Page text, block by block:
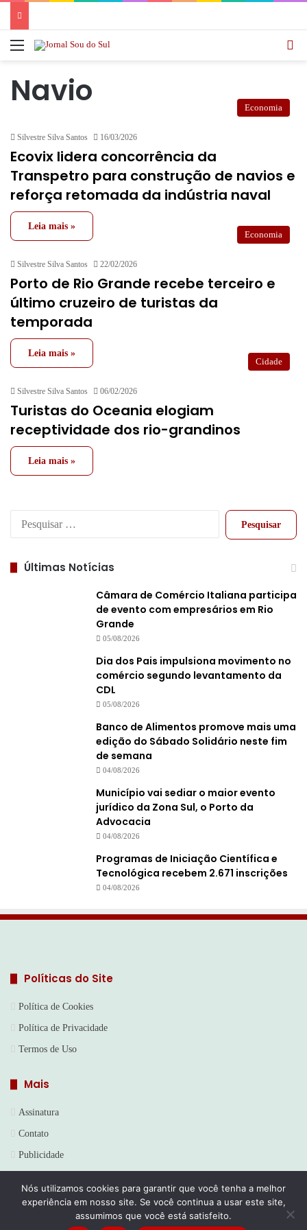
Menu
Navio Economia
Silvestre Silva Santos 16/03/2026
Ecovix lidera concorrência da
Transpetro para construção de navios e
reforça retomada da indústria naval
Leia mais »
Economia
Silvestre Silva Santos 22/02/2026
Porto de Rio Grande recebe terceiro e
último cruzeiro de turistas da
temporada
Leia mais »
Cidade
Silvestre Silva Santos 06/02/2026
Turistas do Oceania elogiam
receptividade dos rio-grandinos
Leia mais »
Pesquisar
Últimas Notícias
Câmara de Comércio Italiana participa
de evento com empresários em Rio
Grande
05/08/2026
Dia dos Pais impulsiona movimento no
comércio segundo levantamento da
CDL
05/08/2026
Banco de Alimentos promove mais uma
edição do Sábado Solidário neste fim
de semana
04/08/2026
Município vai sediar o maior evento
jurídico da Zona Sul, o Porto da
Advocacia
04/08/2026
Programas de Iniciação Científica e
Tecnológica recebem 2.671 inscrições
04/08/2026
Políticas do Site
Política de Cookies
Política de Privacidade
Termos de Uso
Mais
Assinatura
Contato
Publicidade
© Copyright 2026, Todos os direitos reservados | Jornal Sou do
Nós utilizamos cookies para garantir que você tenha a melhor
experiência em nosso site. Se você continua a usar este site,
assumimos que você está satisfeito.